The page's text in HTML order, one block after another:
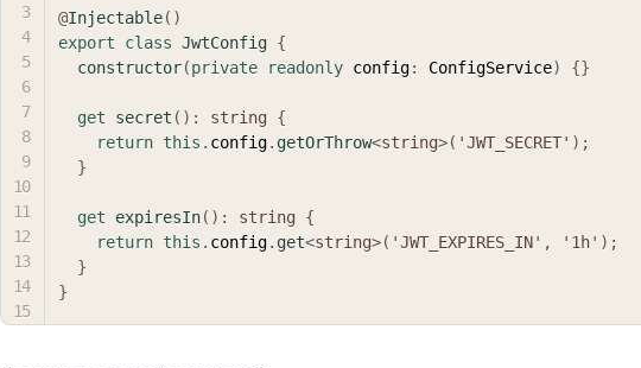
@Injectable( )
export
class JwtConfig {
constructor(private readonly config: ConfigService) {}
get secret ( ) : string
{
return this . config. getOrThrow<string>( 'JWT_SECRET' ) ;
}
get expiresIn( ) : string
{
return this . config. get<string>( 'JWT_EXPIRES_IN' , '1h' ) ;
}
}